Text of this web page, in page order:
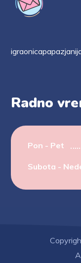
Radno
Pon - Pet
Subota -